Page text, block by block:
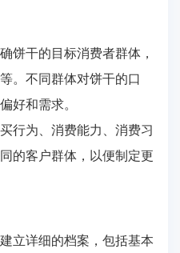
饼干的目标消费者群体，
。不同群体对饼干的口
好和需求。
行为、消费能力、消费习
的客户群体，以便制定更
立详细的档案，包括基本